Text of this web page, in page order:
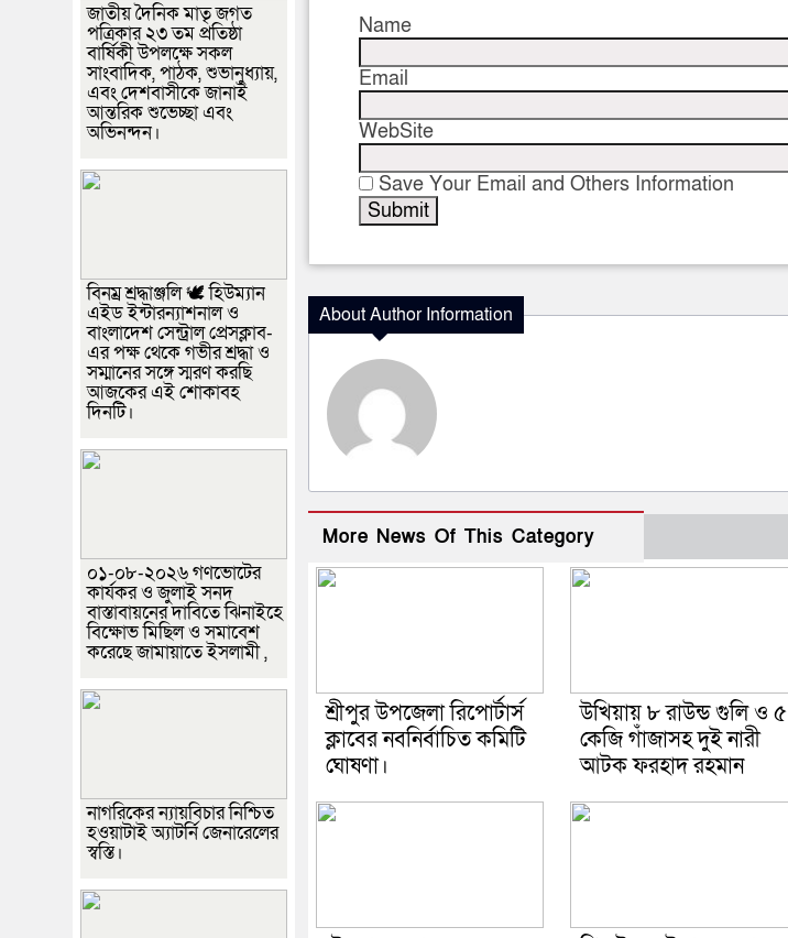
Name
Email
WebSite
Save Your Email and Others Information
About Author Information
More News Of This Category
শ্রীপুর উপজেলা রিপোর্টার্স
ক্লাবের নবনির্বাচিত কমিটি
ঘোষণা।
উখিয়ায় ৮ রাউন্ড গুলি ও ৫
কেজি গাঁজাসহ দুই নারী
আটক ফরহাদ রহমান
জাতীয় দৈনিক মাতৃ জগত
পত্রিকার ২৩ তম প্রতিষ্ঠা
বার্ষিকী উপলক্ষে সকল
সাংবাদিক, পাঠক, শুভানুধ্যায়,
এবং দেশবাসীকে জানাই
আন্তরিক শুভেচ্ছা এবং
অভিনন্দন।
বিনম্র শ্রদ্ধাঞ্জলি 🕊️ হিউম্যান
এইড ইন্টারন্যাশনাল ও
বাংলাদেশ সেন্ট্রাল প্রেসক্লাব-
এর পক্ষ থেকে গভীর শ্রদ্ধা ও
সম্মানের সঙ্গে স্মরণ করছি
আজকের এই শোকাবহ
দিনটি।
০১-০৮-২০২৬ গণভোটের
কার্যকর ও জুলাই সনদ
বাস্তাবায়নের দাবিতে ঝিনাইহে
বিক্ষোভ মিছিল ও সমাবেশ
করেছে জামায়াতে ইসলামী ,
নাগরিকের ন্যায়বিচার নিশ্চিত
হওয়াটাই অ্যাটর্নি জেনারেলের
স্বস্তি।